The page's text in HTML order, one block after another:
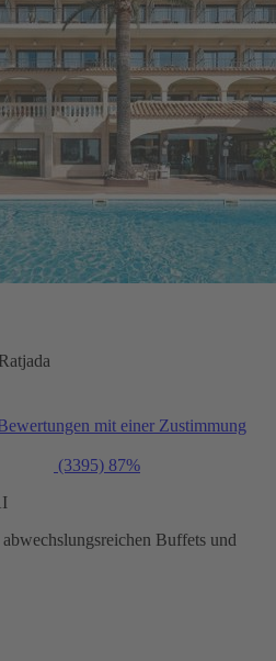
mit einer Zustimmung
(3395) 87%
Buffets und